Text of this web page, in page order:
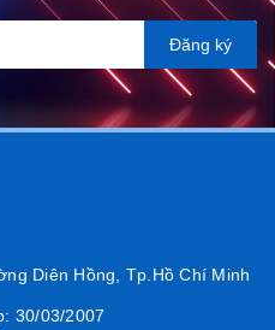
Đăng ký
Diên Hồng, Tp.Hồ Chí Minh
30/03/2007